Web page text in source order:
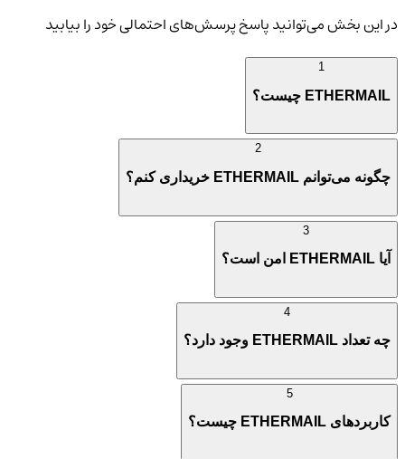
در این بخش می‌توانید پاسخ پرسش‌های احتمالی خود را بیابید
ETHERMAIL چیست؟
چگونه می‌توانم ETHERMAIL خریداری کنم؟
آیا ETHERMAIL امن است؟
چه تعداد ETHERMAIL وجود دارد؟
کاربردهای ETHERMAIL چیست؟